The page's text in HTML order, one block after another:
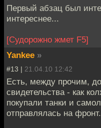
Первый абзац был
интереснее...
[Судорожно жмет F5]
Yankee »
#13 | 21.04.10 12:42
Есть, между прочим,
свидетельства - как
покупали танки и
отправлялась на фронт.